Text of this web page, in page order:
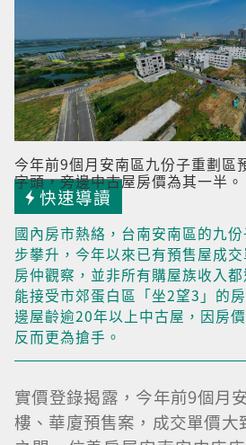
今年前9個月安南區九份子重劃區
字頭，旁邊中古屋房價為其一半。
快速導讀
國內房市熱絡，台南安南區的九
步攀升，今年以來已有預售屋成
房仲觀察，並非所有購屋族收入
能接受市郊蛋白區「坐2望3」的
邊屋齡逾20年以上中古屋，因房
反而更為搶手。
實價登錄揭露，今年前9個月
樓、華廈預售案，成交單價大